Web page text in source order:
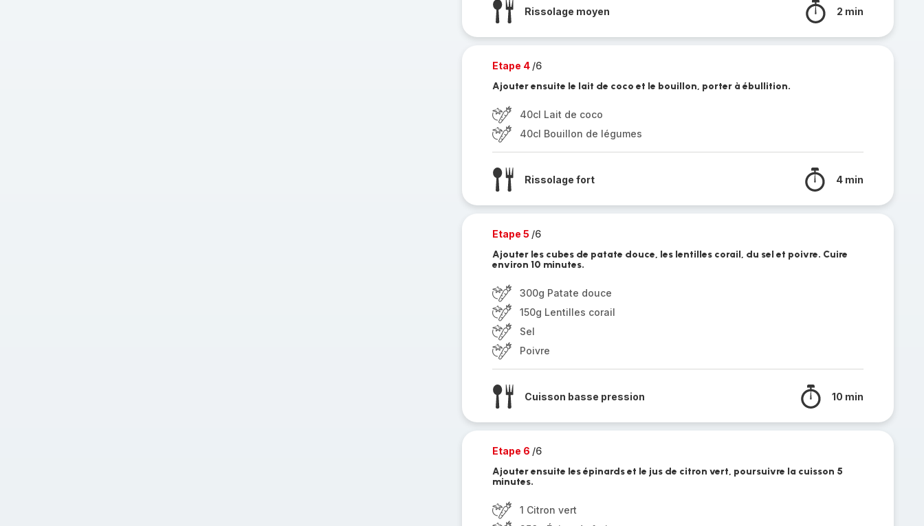
Rissolage moyen 2 min
Etape 4 /6
Ajouter ensuite le lait de coco et le bouillon, porter à ébullition.
40cl Lait de coco
40cl Bouillon de légumes
Rissolage fort 4 min
Etape 5 /6
Ajouter les cubes de patate douce, les lentilles corail, du sel et poivre. Cuire
environ 10 minutes.
300g Patate douce
150g Lentilles corail
Sel
Poivre
Cuisson basse pression 10 min
Etape 6 /6
Ajouter ensuite les épinards et le jus de citron vert, poursuivre la cuisson 5
minutes.
1 Citron vert